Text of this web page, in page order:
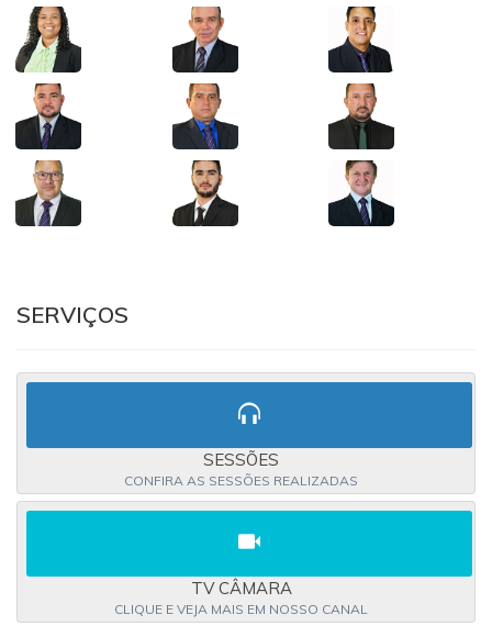
SERVIÇOS
SESSÕES
CONFIRA AS SESSÕES REALIZADAS
TV CÂMARA
CLIQUE E VEJA MAIS EM NOSSO CANAL